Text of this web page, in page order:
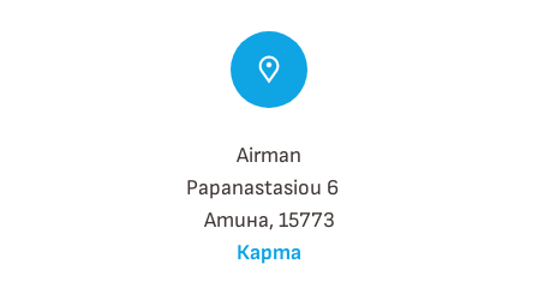
Airman
Papanastasiou 6
Атина, 15773
Карта